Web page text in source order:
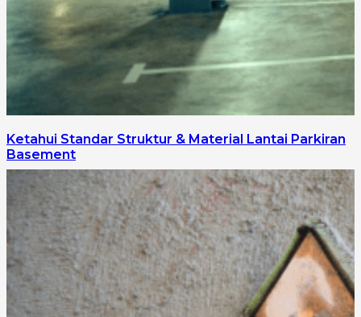
Ketahui Standar Struktur & Material Lantai Parkiran
Basement